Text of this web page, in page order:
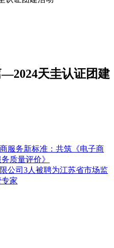
天圭认证团建
服务新标准：共筑《电子商
质量评价》
公司3人被聘为江苏省市场监
家